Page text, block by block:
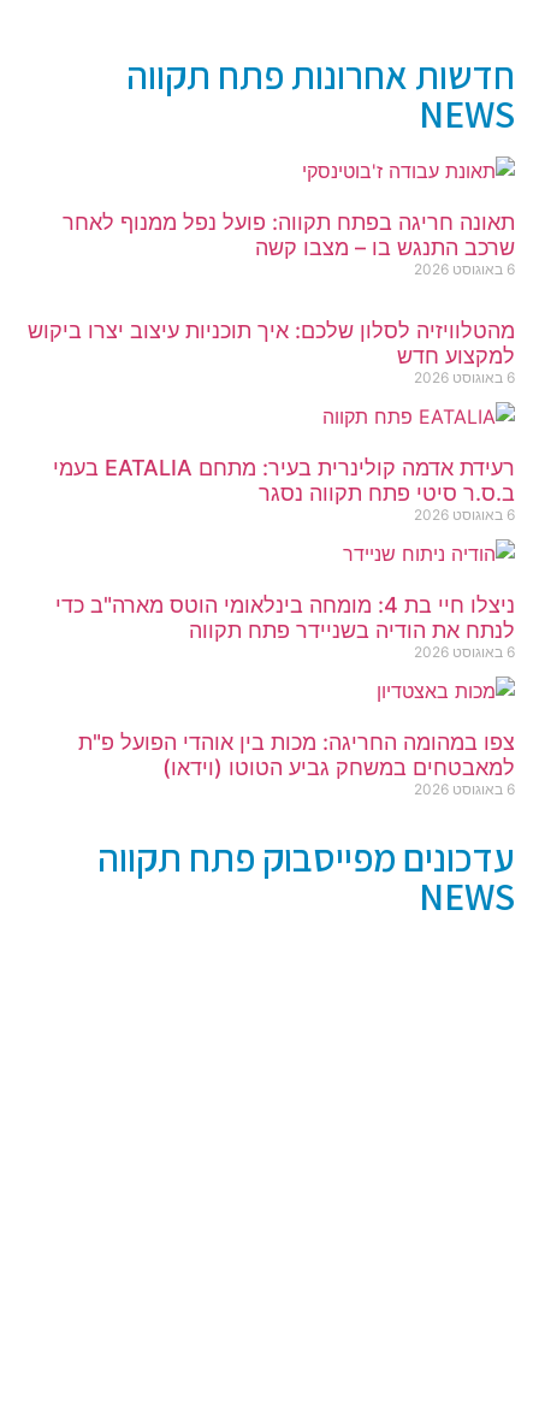
חדשות אחרונות פתח תקווה
NEWS
תאונה חריגה בפתח תקווה: פועל נפל ממנוף לאחר
שרכב התנגש בו – מצבו קשה
6 באוגוסט 2026
מהטלוויזיה לסלון שלכם: איך תוכניות עיצוב יצרו ביקוש
למקצוע חדש
6 באוגוסט 2026
רעידת אדמה קולינרית בעיר: מתחם EATALIA בעמי
ב.ס.ר סיטי פתח תקווה נסגר
6 באוגוסט 2026
ניצלו חיי בת 4: מומחה בינלאומי הוטס מארה"ב כדי
לנתח את הודיה בשניידר פתח תקווה
6 באוגוסט 2026
צפו במהומה החריגה: מכות בין אוהדי הפועל פ"ת
למאבטחים במשחק גביע הטוטו (וידאו)
6 באוגוסט 2026
עדכונים מפייסבוק פתח תקווה
NEWS